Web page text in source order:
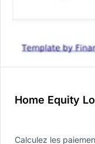
Home Equity
Calculez les